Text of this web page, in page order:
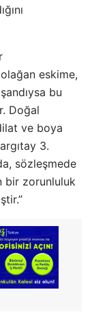
eskime,
bu
Doğal
ve boya
3.
sözleşmede
bir zorunluluk